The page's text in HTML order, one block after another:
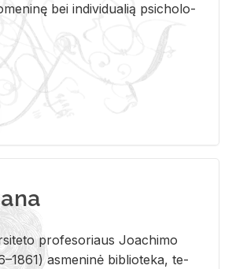
bei in­di­vi­dua­lią psi­cho­lo­
pro­fe­so­riaus Jo­a­chi­mo
as­me­ni­nė bi­b­lio­te­ka, te­